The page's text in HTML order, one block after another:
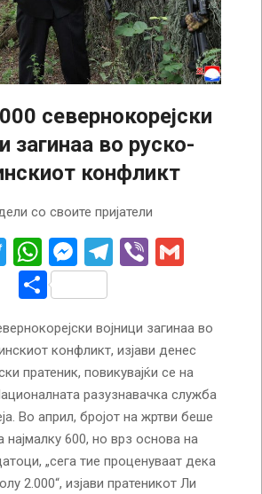
севернокорејски
загинаа во руско-
конфликт
со своите пријатели
Twitter
WhatsApp
Messenger
Telegram
Viber
Share
војници загинаа во
конфликт, изјави денес
пратеник, повикувајќи се на
разузнавачка служба
Во април, бројот на жртви беше
најмалку 600, но врз основа на
„сега тие проценуваат дека
2.000“, изјави пратеникот Ли